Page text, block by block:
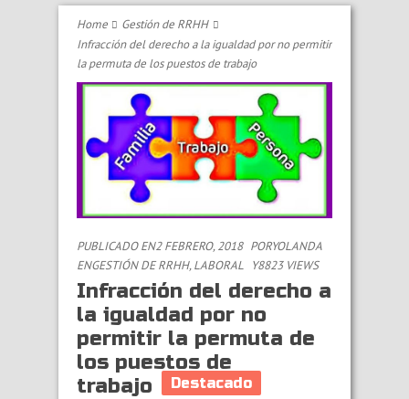
Home
Gestión de RRHH
Infracción del derecho a la igualdad por no permitir
la permuta de los puestos de trabajo
PUBLICADO EN2 FEBRERO, 2018 PORYOLANDA
ENGESTIÓN DE RRHH,LABORAL Y8823 VIEWS
Infracción del derecho a
la igualdad por no
permitir la permuta de
los puestos de
trabajo
Destacado